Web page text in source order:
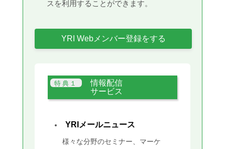
スを利用することができます。
YRI Webメンバー登録をする
情報配信
サービス
YRIメールニュース
様々な分野のセミナー、マーケ